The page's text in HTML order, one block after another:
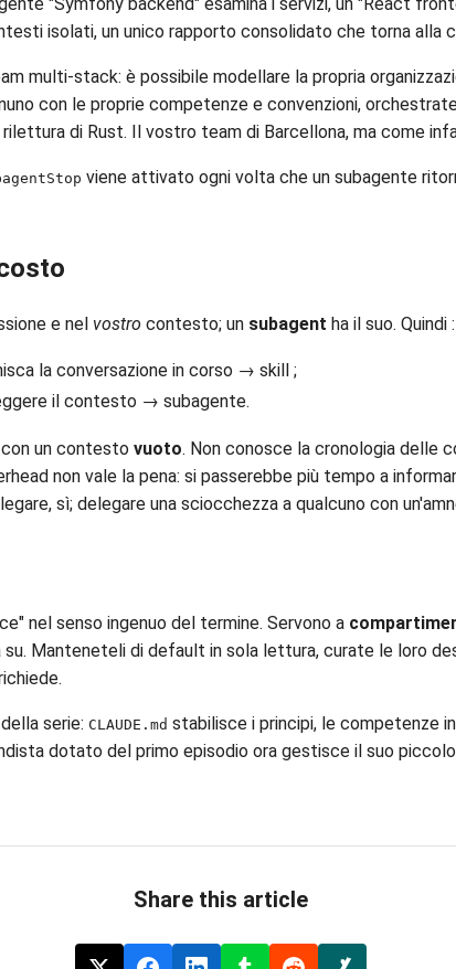
isolati, un unico rapporto consolidato che torna alla
multi-stack: è possibile modellare la propria
con le proprie competenze e convenzioni,
di Rust. Il vostro team di Barcellona, ma come
viene attivato ogni volta che un subagente
e nel vostro contesto; un subagent ha il suo. Quindi :
la conversazione in corso → skill ;
il contesto → subagente.
un contesto vuoto. Non conosce la cronologia delle
non vale la pena: si passerebbe più tempo a
sì; delegare una sciocchezza a qualcuno con
nel senso ingenuo del termine. Servono a
Manteneteli di default in sola lettura, curate le loro
serie: CLAUDE.md stabilisce i principi, le competenze
dotato del primo episodio ora gestisce il suo
Share this article